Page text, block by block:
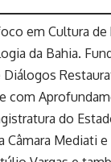
em Cultura de
da Bahia.
Diálogos
com
do
Câmara Mediati